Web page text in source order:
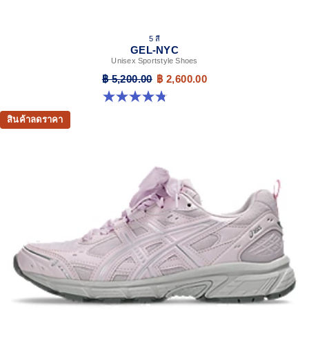
5 สี
GEL-NYC
Unisex Sportstyle Shoes
฿ 5,200.00 ฿ 2,600.00
4.8 จาก 5 ดาว 599 รีวิว
สินค้าลดราคา